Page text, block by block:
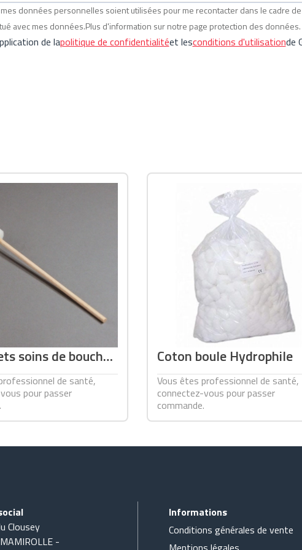
données personnelles soient utilisées pour me recontacter dans le cadre
avec mes données.Plus d'information sur notre page protection des données.
de lapolitique de confidentialitéet lesconditions d'utilisationde
soins de bouche
de santé,
pour passer
Coton boule Hydrophile
Vous êtes professionnel de santé,
connectez-vous pour passer
commande.
Clousey
-
Informations
Conditions générales de vente